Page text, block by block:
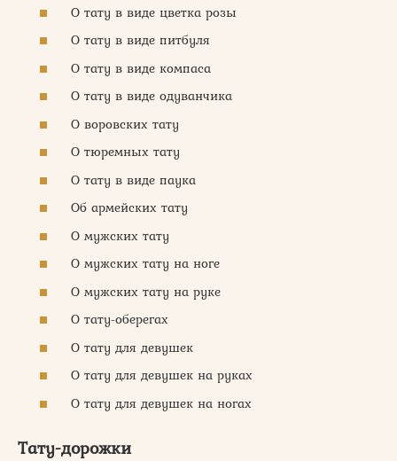
О тату в виде цветка розы
О тату в виде питбуля
О тату в виде компаса
О тату в виде одуванчика
О воровских тату
О тюремных тату
О тату в виде паука
Об армейских тату
О мужских тату
О мужских тату на ноге
О мужских тату на руке
О тату-оберегах
О тату для девушек
О тату для девушек на руках
О тату для девушек на ногах
Тату-дорожки